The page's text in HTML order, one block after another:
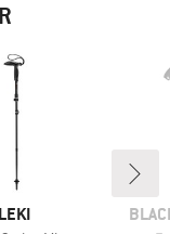
MERK
LEKI MERK